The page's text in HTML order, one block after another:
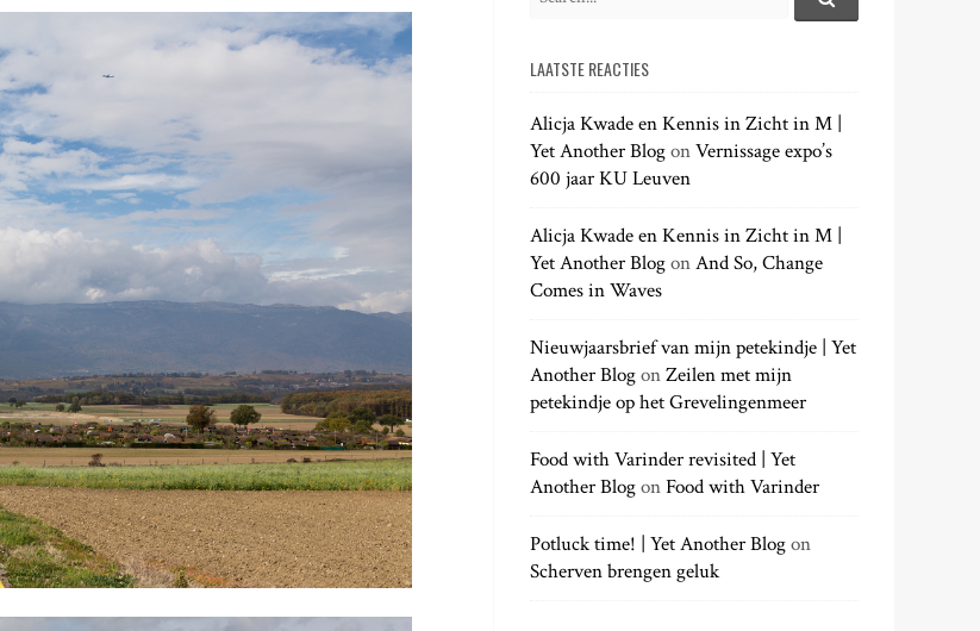
r
h
f
o
:
S
h
.
LAATSTE REACTIES
Alicja Kwade en Kennis in Zicht in M |
Yet Another BlogonVernissage expo’s
600 jaar KU Leuven
Alicja Kwade en Kennis in Zicht in M |
Yet Another BlogonAnd So, Change
Comes in Waves
Nieuwjaarsbrief van mijn petekindje | Yet
Another BlogonZeilen met mijn
petekindje op het Grevelingenmeer
Food with Varinder revisited | Yet
Another BlogonFood with Varinder
Potluck time! | Yet Another Blogon
Scherven brengen geluk